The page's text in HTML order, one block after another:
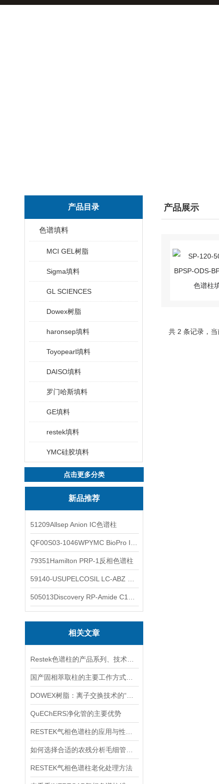
产品目录
色谱填料
MCI GEL树脂
Sigma填料
GL SCIENCES
Dowex树脂
haronsep填料
Toyopearl填料
DAISO填料
罗门哈斯填料
GE填料
restek填料
YMC硅胶填料
点击更多分类
新品推荐
51209Allsep Anion IC色谱柱
79351Hamilton PRP-1反相色谱柱
相关文章
QuEChERS净化管的主要优势
RESTEK气相色谱柱老化处理方法
产品展示
共 2 条记录，